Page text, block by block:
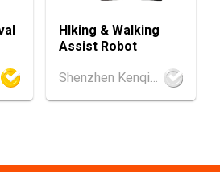
能物流 • 貿易增長新布局
- 24.09.2026
會國際會議 2026
HIking & Walking
Assist Robot
Shenzhen Kenqing Technology Co., Ltd.